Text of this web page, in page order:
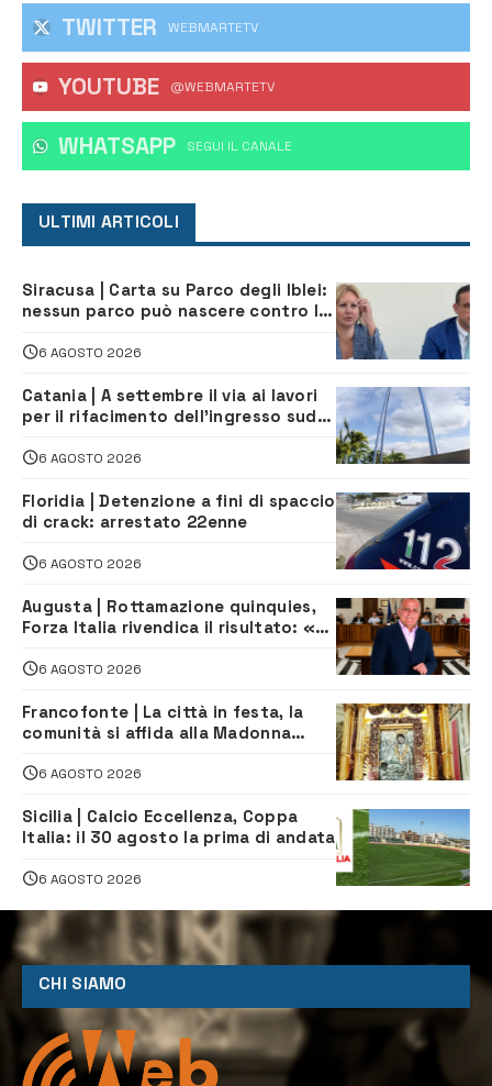
TWITTER WEBMARTETV
YOUTUBE @WEBMARTETV
WHATSAPP ‎SEGUI IL CANALE
ULTIMI ARTICOLI
Siracusa | Carta su Parco degli Iblei:
nessun parco può nascere contro le
6 AGOSTO 2026
Catania | A settembre il via ai lavori
per il rifacimento dell’ingresso sud
6 AGOSTO 2026
Floridia | Detenzione a fini di spaccio
di crack: arrestato 22enne
6 AGOSTO 2026
Augusta | Rottamazione quinquies,
Forza Italia rivendica il risultato: «La
6 AGOSTO 2026
Francofonte | La città in festa, la
comunità si affida alla Madonna
6 AGOSTO 2026
Sicilia | Calcio Eccellenza, Coppa
Italia: il 30 agosto la prima di andata
6 AGOSTO 2026
CHI SIAMO